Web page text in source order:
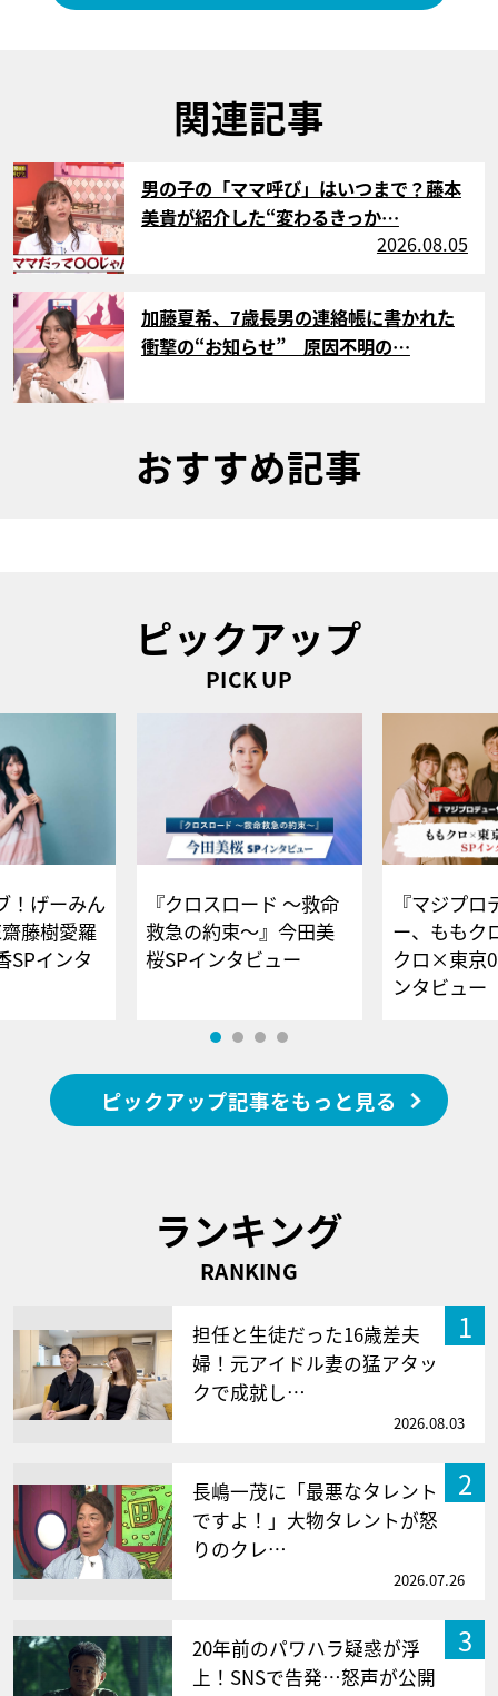
関連記事
サムネイル
男の子の「ママ呼び」はいつまで？藤本
美貴が紹介した“変わるきっか…
2026.08.05
サムネイル
加藤夏希、7歳長男の連絡帳に書かれた
衝撃の“お知らせ” 原因不明の…
おすすめ記事
ピックアップ
PICK UP
！げーみん
藤樹愛羅
SPインタ
『クロスロード ～救命
救急の約束～』今田美
桜SPインタビュー
『マジプロ
ー、ももク
クロ×東京
ンタビュー
ピックアップ記事をもっと見る
ランキング
RANKING
1
担任と生徒だった16歳差夫
婦！元アイドル妻の猛アタッ
クで成就し…
2026.08.03
2
長嶋一茂に「最悪なタレント
ですよ！」大物タレントが怒
りのクレ…
2026.07.26
3
20年前のパワハラ疑惑が浮
上！SNSで告発…怒声が公開